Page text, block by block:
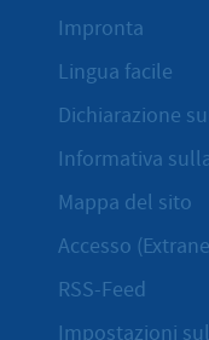
Impronta
Lingua facile
Dichiarazione
Informativa
Mappa del sito
Accesso
RSS-Feed
Impostazioni